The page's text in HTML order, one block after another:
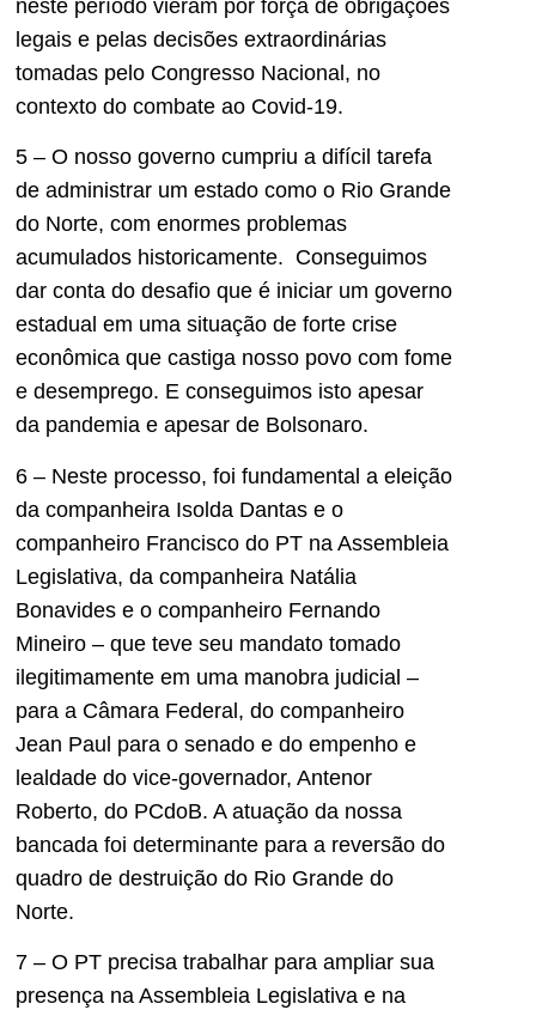
neste período vieram por força de obrigações
legais e pelas decisões extraordinárias
tomadas pelo Congresso Nacional, no
contexto do combate ao Covid-19.
5 – O nosso governo cumpriu a difícil tarefa
de administrar um estado como o Rio Grande
do Norte, com enormes problemas
acumulados historicamente. Conseguimos
dar conta do desafio que é iniciar um governo
estadual em uma situação de forte crise
econômica que castiga nosso povo com fome
e desemprego. E conseguimos isto apesar
da pandemia e apesar de Bolsonaro.
6 – Neste processo, foi fundamental a eleição
da companheira Isolda Dantas e o
companheiro Francisco do PT na Assembleia
Legislativa, da companheira Natália
Bonavides e o companheiro Fernando
Mineiro – que teve seu mandato tomado
ilegitimamente em uma manobra judicial –
para a Câmara Federal, do companheiro
Jean Paul para o senado e do empenho e
lealdade do vice-governador, Antenor
Roberto, do PCdoB. A atuação da nossa
bancada foi determinante para a reversão do
quadro de destruição do Rio Grande do
Norte.
7 – O PT precisa trabalhar para ampliar sua
presença na Assembleia Legislativa e na